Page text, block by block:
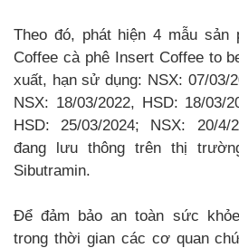
Theo đó, phát hiện 4 mẫu sản
Coffee cà phê Insert Coffee to
xuất, hạn sử dụng: NSX: 07/03/
NSX: 18/03/2022, HSD: 18/03/
HSD: 25/03/2024; NSX: 20/4/
đang lưu thông trên thị
Sibutramin.
Để đảm bảo an toàn sức
trong thời gian các cơ quan